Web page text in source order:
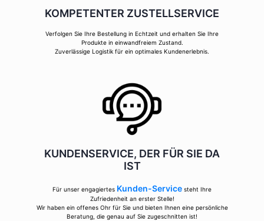
KOMPETENTER ZUSTELLSERVICE
Verfolgen Sie Ihre Bestellung in Echtzeit und erhalten Sie Ihre
Produkte in einwandfreiem Zustand.
Zuverlässige Logistik für ein optimales Kundenerlebnis.
KUNDENSERVICE, DER FÜR SIE DA
IST
Für unser engagiertes Kunden-Service steht Ihre
Zufriedenheit an erster Stelle!
Wir haben ein offenes Ohr für Sie und bieten Ihnen eine persönliche
Beratung, die genau auf Sie zugeschnitten ist!